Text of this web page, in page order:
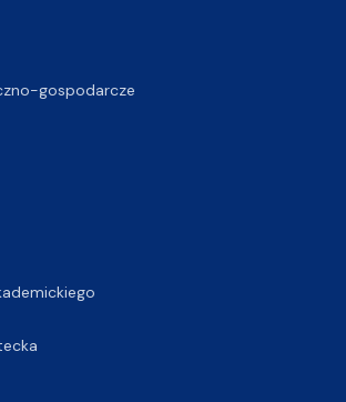
gospodarcze